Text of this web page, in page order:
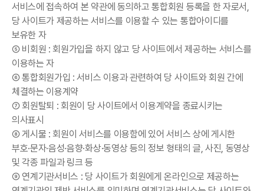
서비스에 접속하여 본 약관에 동의하고 통합회원 등록을 한 자로서,
당 사이트가 제공하는 서비스를 이용할 수 있는 통합아이디를
보유한 자
⑤ 비회원 : 회원가입을 하지 않고 당 사이트에서 제공하는 서비스를
이용하는 자
⑥ 통합회원가입 : 서비스 이용과 관련하여 당 사이트와 회원 간에
체결하는 이용계약
⑦ 회원탈퇴 : 회원이 당 사이트에서 이용계약을 종료시키는
의사표시
⑧ 게시물 : 회원이 서비스를 이용함에 있어 서비스 상에 게시한
부호·문자·음성·음향·화상·동영상 등의 정보 형태의 글, 사진, 동영상
및 각종 파일과 링크 등
⑨ 연계기관서비스 : 당 사이트가 회원에게 온라인으로 제공하는